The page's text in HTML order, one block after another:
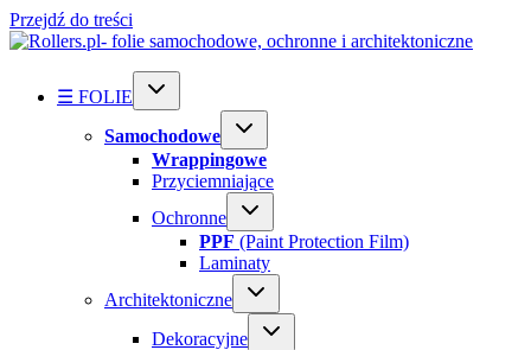
Przejdź do treści
☰ FOLIE
Samochodowe
Wrappingowe
Przyciemniające
Ochronne
PPF (Paint Protection Film)
Laminaty
Architektoniczne
Dekoracyjne